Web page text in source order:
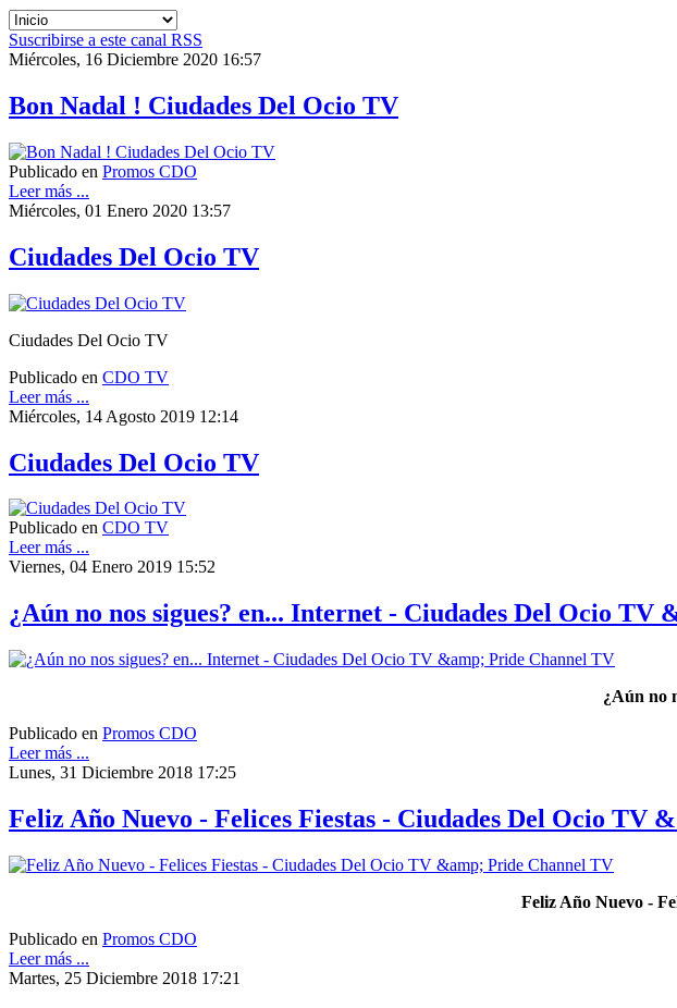
Suscribirse a este canal RSS
Miércoles, 16 Diciembre 2020 16:57
Bon Nadal ! Ciudades Del Ocio TV
Publicado en Promos CDO
Leer más ...
Miércoles, 01 Enero 2020 13:57
Ciudades Del Ocio TV
Ciudades Del Ocio TV
Publicado en CDO TV
Leer más ...
Miércoles, 14 Agosto 2019 12:14
Ciudades Del Ocio TV
Publicado en CDO TV
Leer más ...
Viernes, 04 Enero 2019 15:52
¿Aún no nos sigues? en... Internet - Ciudades Del Ocio TV
¿Aún no
Publicado en Promos CDO
Leer más ...
Lunes, 31 Diciembre 2018 17:25
Feliz Año Nuevo - Felices Fiestas - Ciudades Del Ocio TV
Feliz Año Nuevo -
Publicado en Promos CDO
Leer más ...
Martes, 25 Diciembre 2018 17:21